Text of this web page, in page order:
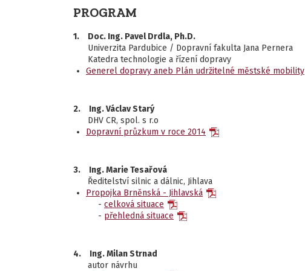
PROGRAM
1.
Doc. Ing. Pavel Drdla, Ph.D.
Univerzita Pardubice / Dopravní fakulta Jana Pernera
Katedra technologie a řízení dopravy
Generel dopravy aneb Plán udržitelné městské mobility
2.
Ing. Václav Starý
DHV CR, spol. s r.o
Dopravní průzkum v roce 2014
3.
Ing. Marie Tesařová
Ředitelství silnic a dálnic, Jihlava
Propojka Brněnská - Jihlavská
- celková situace
- přehledná situace
4.
Ing. Milan Strnad
autor návrhu